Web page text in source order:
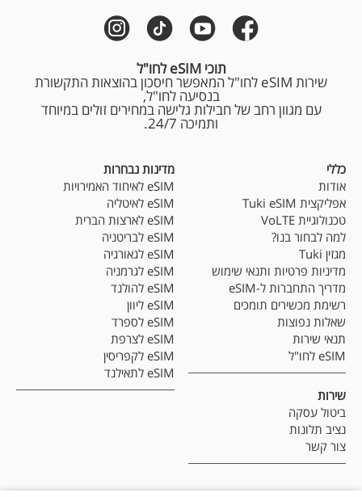
תוכי eSIM לחו"ל
שירות eSIM לחו"ל המאפשר חיסכון בהוצאות התקשורת
בנסיעה לחו"ל,
עם מגוון רחב של חבילות גלישה במחירים זולים במיוחד
ותמיכה 24/7.
כללי
אודות
אפליקצית Tuki eSIM
טכנולוגיית VoLTE
למה לבחור בנו?
מגזין Tuki
מדיניות פרטיות ותנאי שימוש
מדריך התחברות ל-eSIM
רשימת מכשירים תומכים
שאלות נפוצות
תנאי שירות
eSIM לחו"ל
שירות
ביטול עסקה
נציב תלונות
צור קשר
מדינות נבחרות
eSIM לאיחוד האמירויות
eSIM לאיטליה
eSIM לארצות הברית
eSIM לבריטניה
eSIM לגאורגיה
eSIM לגרמניה
eSIM להולנד
eSIM ליוון
eSIM לספרד
eSIM לצרפת
eSIM לקפריסין
eSIM לתאילנד